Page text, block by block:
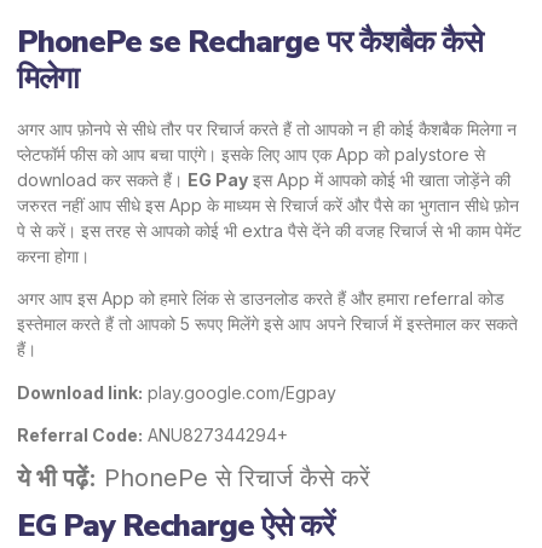
PhonePe se Recharge पर कैशबैक कैसे
मिलेगा
अगर आप फ़ोनपे से सीधे तौर पर रिचार्ज करते हैं तो आपको न ही कोई कैशबैक मिलेगा न
प्लेटफॉर्म फीस को आप बचा पाएंगे। इसके लिए आप एक App को palystore से
download कर सकते हैं। EG Pay इस App में आपको कोई भी खाता जोड़ेंने की
जरुरत नहीं आप सीधे इस App के माध्यम से रिचार्ज करें और पैसे का भुगतान सीधे फ़ोन
पे से करें। इस तरह से आपको कोई भी extra पैसे देंने की वजह रिचार्ज से भी काम पेमेंट
करना होगा।
अगर आप इस App को हमारे लिंक से डाउनलोड करते हैं और हमारा referral कोड
इस्तेमाल करते हैं तो आपको 5 रूपए मिलेंगे इसे आप अपने रिचार्ज में इस्तेमाल कर सकते
हैं।
Download link: play.google.com/Egpay
Referral Code: ANU827344294+
ये भी पढ़ें: PhonePe से रिचार्ज कैसे करें
EG Pay Recharge ऐसे करें